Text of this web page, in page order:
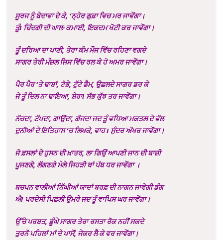
ਸੂਰਜ ਨੂੰ ਬੇਦਾਵਾ ਦੇ ਕੇ, ‘ਨ੍ਹੇਰ ਗੁਫ਼ਾ ਵਿਚ ਮਰ ਜਾਵੇਂਗਾ।
ਤੂੰ! ਜ਼ਿੰਦਗੀ ਦੀ ਘਾਲ-ਕਮਾਈ, ਇਕਦਮ ਖੋਟੀ ਕਰ ਜਾਵੇਂਗਾ।
ਤੂੰ ਦਰਿਆ ਦਾ ਪਾਣੀ, ਤੇਰਾ ਕੰਮ ਮੌਜ ਵਿੱਚ ਰਹਿਣਾ ਵਗਦੇ
ਸਾਗਰ ਤੇਰੀ ਮੰਜ਼ਲ ਜਿਸ ਵਿੱਚ ਰਲ ਕੇ ਹੋ ਅਮਰ ਜਾਵੇਂਗਾ।
ਪੈਰ ਪੈਰ‘ਤੇ ਢਾਬਾਂ, ਟੋਭੇ, ਟੁੱਟੇ ਡੈਮ, ਉਛਲਦੇ ਸਾਗਰ ਡਰ ਕੇ
ਜੇ ਤੂੰ ਦਿਲ ਨਾ ਢਾਇਆ, ਸ਼ੇਰਾ! ਸੱਭ ਕੁੱਝ ਤਰ ਜਾਵੇਂਗਾ।
ਨੱਚਦਾ, ਟੱਪਦਾ, ਗਾਉਂਦਾ, ਗੱਜਦਾ ਜਦ ਤੂੰ ਵਧਿਆ ਮਕਤਲ ਦੇ ਵੱਲ
ਦੁਨੀਆਂ ਦੇ ਇਤਿਹਾਸ‘ਚ ਲਿਖਕੇ, ਵਾਹ ! ਸੁੰਦਰ ਅੱਖਰ ਜਾਵੇਂਗਾ।
ਜੋ ਫ਼ਸਲਾਂ ਦੇ ਹੁਸਨ ਦੀ ਖ਼ਾਤਰ, ਲਾ ਗਿਉਂ ਆਪਣੀ ਜਾਨ ਦੀ ਬਾਜ਼ੀ
ਪੂਜਣਗੇ, ਲੱਗਣਗੇ ਮੇਲੇ ਜਿਹੜੀ ਥਾਂ ਪੱਬ ਧਰ ਜਾਵੇਂਗਾ ।
ਬਚਪਨ ਵਾਲੀਆਂ ਨਿੱਘੀਆਂ ਯਾਦਾਂ ਬਰਫ਼ ਦੀ ਨਾਗਨ ਜਾਵੇਗੀ ਡੰਗ
ਐ! ਪਰਦੇਸੀ ਪਿਛਲੀ ਉਮਰੇ ਜਦ ਤੂੰ ਵਾਪਿਸ ਘਰ ਜਾਵੇਂਗਾ।
ਉੱਚੇ ਪਰਬਤ, ਡੂੰਘੇ ਸਾਗਰ ਤੇਰਾ ਰਸਤਾ ਰੋਕ ਨਹੀਂ ਸਕਦੇ
ਤੁਰਨੋ ਪਹਿਲਾਂ ਮਾਂ ਦੇ ਪਾਸੋਂ, ਜੇਕਰ ਲੈ ਕੇ ਵਰ ਜਾਵੇਂਗਾ।